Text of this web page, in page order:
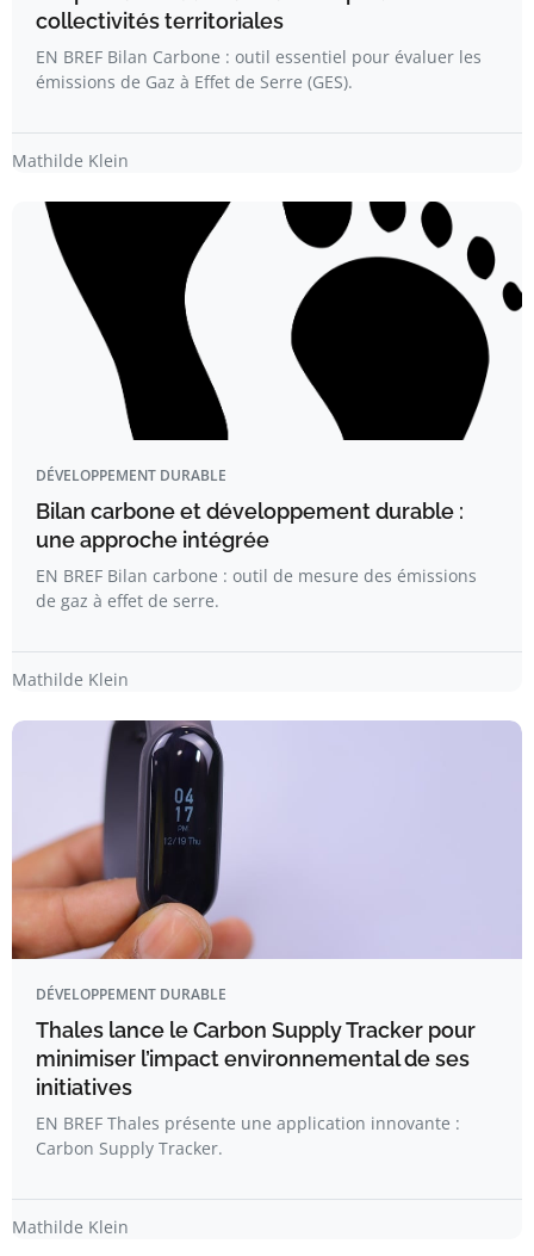
collectivités territoriales
EN BREF Bilan Carbone : outil essentiel pour évaluer les
émissions de Gaz à Effet de Serre (GES).
Mathilde Klein
DÉVELOPPEMENT DURABLE
Bilan carbone et développement durable :
une approche intégrée
EN BREF Bilan carbone : outil de mesure des émissions
de gaz à effet de serre.
Mathilde Klein
DÉVELOPPEMENT DURABLE
Thales lance le Carbon Supply Tracker pour
minimiser l’impact environnemental de ses
initiatives
EN BREF Thales présente une application innovante :
Carbon Supply Tracker.
Mathilde Klein